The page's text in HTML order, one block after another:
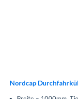
Nordcap